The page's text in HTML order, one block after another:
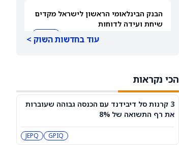
הבנק הבינלאומי הראשון לישראל מקדים
שיחת ועידה לדוחות
במניית HIMS
תחזית מחיר מניית Rocket Lab Usa —
באוגוסט
RKLB
עוד בחדשות השוק >
הכי נקראות
3 קרנות סל דיבידנד עם הכנסה גבוהה שעוברות
את רף התשואה של 8%
GPIQ
JEPQ